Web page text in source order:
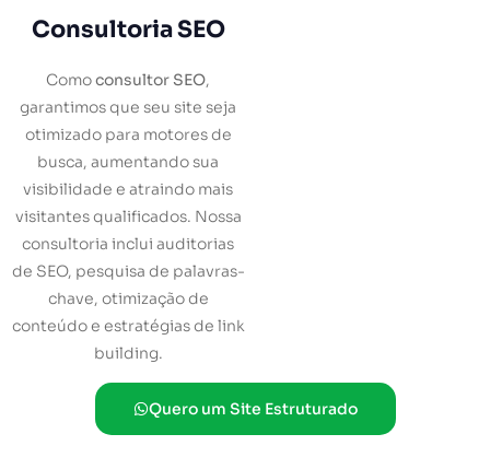
Consultoria SEO
Comoconsultor SEO,
garantimos que seu site seja
otimizado para motores de
busca, aumentando sua
visibilidade e atraindo mais
visitantes qualificados. Nossa
consultoria inclui auditorias
de SEO, pesquisa de palavras-
chave, otimização de
conteúdo e estratégias de link
building.
Quero um Site Estruturado